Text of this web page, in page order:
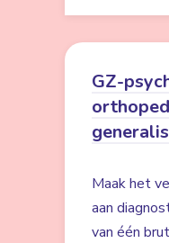
GZ-
Maak het
aan
van één